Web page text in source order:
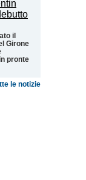
il
Girone
pronte
le notizie